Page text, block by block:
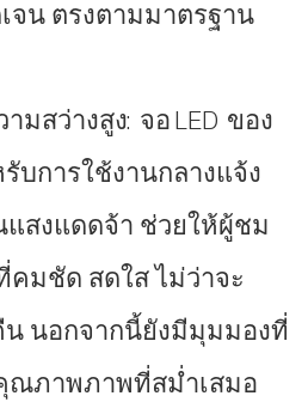
จน ตรงตามมาตรฐาน
มสว่างสูง: จอ LED ของ
บการใช้งานกลางแจ้ง
สงแดดจ้า ช่วยให้ผู้ชม
มชัด สดใส ไม่ว่าจะ
น นอกจากนี้ยังมีมุมมองที่
ณภาพภาพที่สม่ำเสมอ